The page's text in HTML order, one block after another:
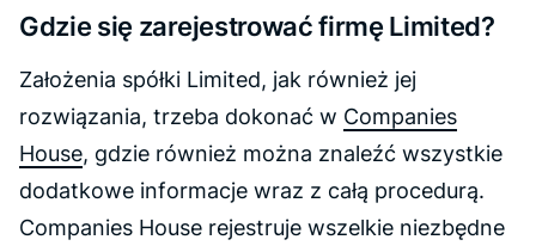
Gdzie się zarejestrować firmę Limited?
Założenia spółki Limited, jak również jej
rozwiązania, trzeba dokonać w Companies
House, gdzie również można znaleźć wszystkie
dodatkowe informacje wraz z całą procedurą.
Companies House rejestruje wszelkie niezbędne